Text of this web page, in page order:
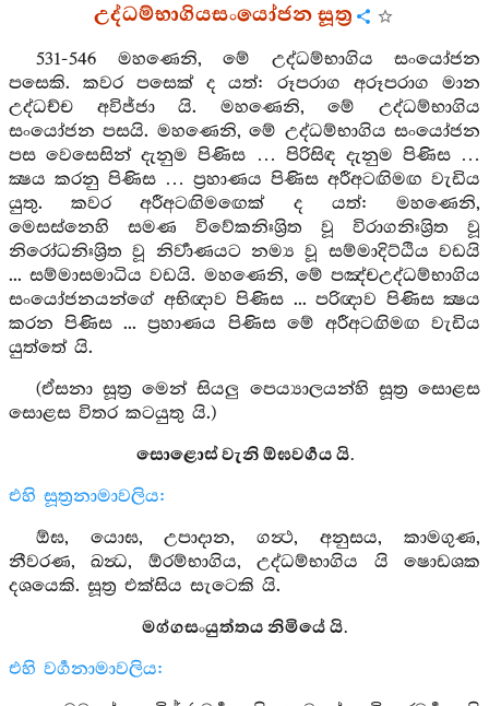
උද්ධම්භාගියසංයෝජන සූත්‍ර
531-546 මහණෙනි, මේ උද්ධම්භාගිය සංයෝජන
පසෙකි. කවර පසෙක් ද යත්: රූපරාග අරූපරාග මාන
උද්ධච්ච අවිජ්ජා යි. මහණෙනි, මේ උද්ධම්භාගිය
සංයෝජන පසයි. මහණෙනි, මේ උද්ධම්භාගිය සංයෝජන
පස වෙසෙසින් දැනුම පිණිස … පිරිසිඳ දැනුම පිණිස …
ක්‍ෂය කරනු පිණිස … ප්‍රහාණය පිණිස අරීඅටඟිමඟ වැඩිය
යුතු. කවර අරීඅටඟිමඟෙක් ද යත්: මහණෙනි,
මෙසස්නෙහි සමණ විවේකනිඃශ්‍රිත වූ විරාගනිඃශ්‍රිත වූ
නිරෝධනිඃශ්‍රිත වූ නිර්‍වාණයට නම්‍ය වූ සම්මාදිට්ඨිය වඩයි
... සම්මාසමාධිය වඩයි. මහණෙනි, මේ පඤ්චඋද්ධම්භාගිය
සංයෝජනයන්ගේ අභිඥාව පිණිස ... පරිඥාව පිණිස ක්‍ෂය
කරන පිණිස ... ප්‍රහාණය පිණිස මේ අරීඅටඟිමඟ වැඩිය
යුත්තේ යි.
(ඒසනා සූත්‍ර මෙන් සියලු පෙය්‍යාලයන්හි සූත්‍ර සොළස
සොළස විතර කටයුතු යි.)
සොළොස් වැනි ඕඝවර්‍ගය යි.
එහි සූත්‍රනාමාවලිය:
ඕඝ, යොඝ, උපාදාන, ගන්‍ථ, අනුසය, කාමගුණ,
නීවරණ, ඛන්‍ධ, ඕරම්භාගිය, උද්ධම්භාගිය යි ෂොඩශක
දශයෙකි. සූත්‍ර එක්සිය සැටෙකි යි.
මග්ගසංයුත්තය නිමියේ යි.
එහි වර්‍ගනාමාවලිය: